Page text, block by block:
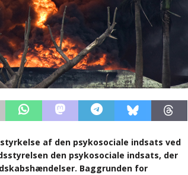
af den psykosociale indsats ved
den psykosociale indsats, der
Baggrunden for